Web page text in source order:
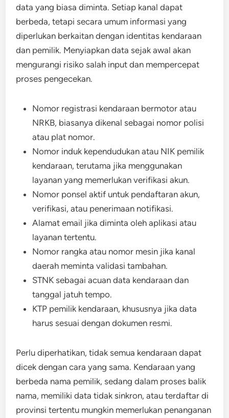
data yang biasa diminta. Setiap kanal dapat
berbeda, tetapi secara umum informasi yang
diperlukan berkaitan dengan identitas kendaraan
dan pemilik. Menyiapkan data sejak awal akan
mengurangi risiko salah input dan mempercepat
proses pengecekan.
Nomor registrasi kendaraan bermotor atau
NRKB, biasanya dikenal sebagai nomor polisi
atau plat nomor.
Nomor induk kependudukan atau NIK pemilik
kendaraan, terutama jika menggunakan
layanan yang memerlukan verifikasi akun.
Nomor ponsel aktif untuk pendaftaran akun,
verifikasi, atau penerimaan notifikasi.
Alamat email jika diminta oleh aplikasi atau
layanan tertentu.
Nomor rangka atau nomor mesin jika kanal
daerah meminta validasi tambahan.
STNK sebagai acuan data kendaraan dan
tanggal jatuh tempo.
KTP pemilik kendaraan, khususnya jika data
harus sesuai dengan dokumen resmi.
Perlu diperhatikan, tidak semua kendaraan dapat
dicek dengan cara yang sama. Kendaraan yang
berbeda nama pemilik, sedang dalam proses balik
nama, memiliki data tidak sinkron, atau terdaftar di
provinsi tertentu mungkin memerlukan penanganan